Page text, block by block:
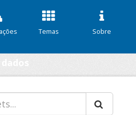
Temas Sobre